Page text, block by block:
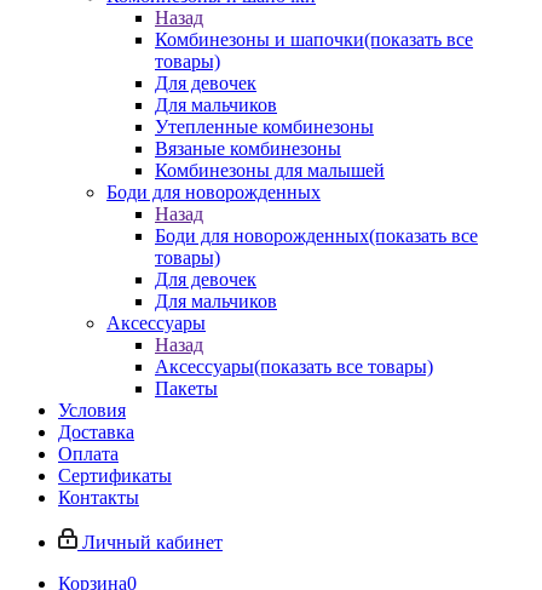
Назад
Комбинезоны и шапочки(показать все
товары)
Для девочек
Для мальчиков
Утепленные комбинезоны
Вязаные комбинезоны
Комбинезоны для малышей
Боди для новорожденных
Назад
Боди для новорожденных(показать все
товары)
Для девочек
Для мальчиков
Аксессуары
Назад
Аксессуары(показать все товары)
Пакеты
Условия
Доставка
Оплата
Сертификаты
Контакты
Личный кабинет
Корзина0